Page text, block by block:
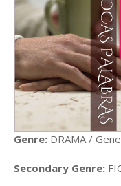
Genre: DRAMA /
Secondary Genre: